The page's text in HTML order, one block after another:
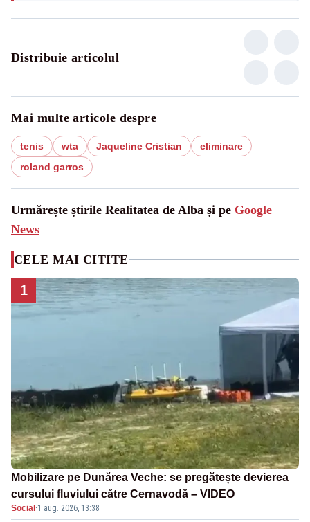
Distribuie articolul
Mai multe articole despre
tenis wta Jaqueline Cristian
eliminare
roland garros
Urmărește știrile Realitatea de Alba și pe Google
News
CELE MAI CITITE
1
Mobilizare pe Dunărea Veche: se pregătește devierea
cursului fluviului către Cernavodă – VIDEO
Social ·1 aug. 2026, 13:38